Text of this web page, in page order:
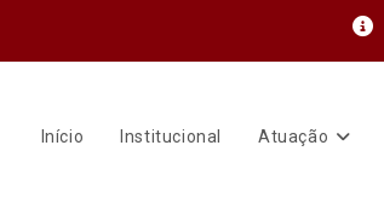
Início Institucional Atuação